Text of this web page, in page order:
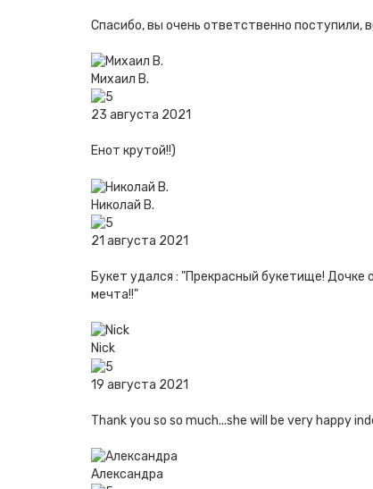
Спасибо, вы очень ответственно поступили,
Михаил В.
23 августа 2021
Енот крутой!!)
Николай В.
21 августа 2021
Букет удался : "Прекрасный букетище! Дочке
мечта!!"
Nick
19 августа 2021
Thank you so so much...she will be very happy
Александра